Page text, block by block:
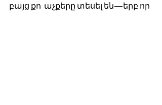
բայց քո  աչքերը տեսել են—երբ որ